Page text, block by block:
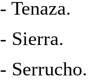
- Tenaza.
- Sierra.
- Serrucho.